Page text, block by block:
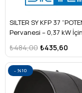
SILTER SY KFP 37
Pervanesi – 0,37 kW İçin
₺435,60
₺484,00
%10